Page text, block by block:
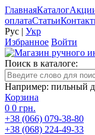
ГлавнаяКаталог
оплатаСтатьи
Рус | Укр
Избранное Войти
Поиск в каталоге:
Например: пильный
Корзина
0 0 грн.
+38 (066) 079-38-80
+38 (068) 224-49-33